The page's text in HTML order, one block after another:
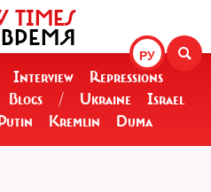
РУ
TIMES
Interview
Repressions
Blogs / Ukraine
Israel
Kremlin Duma